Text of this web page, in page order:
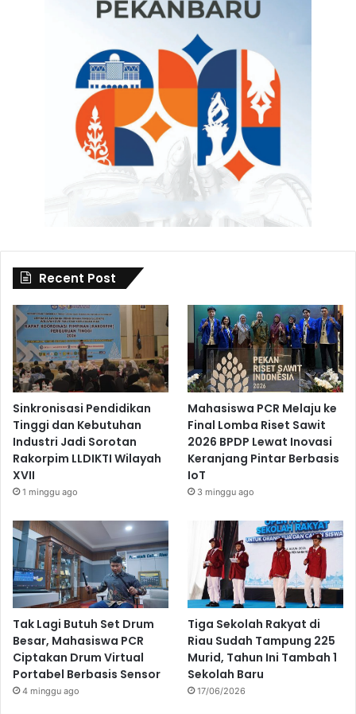
Recent Post
Sinkronisasi Pendidikan
Tinggi dan Kebutuhan
Industri Jadi Sorotan
Rakorpim LLDIKTI Wilayah
XVII
1 minggu ago
Mahasiswa PCR Melaju ke
Final Lomba Riset Sawit
2026 BPDP Lewat Inovasi
Keranjang Pintar Berbasis
IoT
3 minggu ago
Tak Lagi Butuh Set Drum
Besar, Mahasiswa PCR
Ciptakan Drum Virtual
Portabel Berbasis Sensor
4 minggu ago
Tiga Sekolah Rakyat di
Riau Sudah Tampung 225
Murid, Tahun Ini Tambah 1
Sekolah Baru
17/06/2026